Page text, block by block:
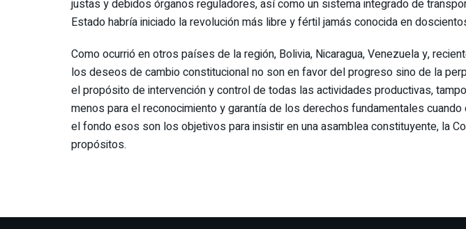
justas y debidos órganos reguladores, así como un sistema integrado de
Estado habría iniciado la revolución más libre y fértil jamás conocida en
Como ocurrió en otros países de la región, Bolivia, Nicaragua, Venezuela y,
los deseos de cambio constitucional no son en favor del progreso sino de la
el propósito de intervención y control de todas las actividades productivas,
menos para el reconocimiento y garantía de los derechos fundamentales
el fondo esos son los objetivos para insistir en una asamblea constituyente, la
propósitos.